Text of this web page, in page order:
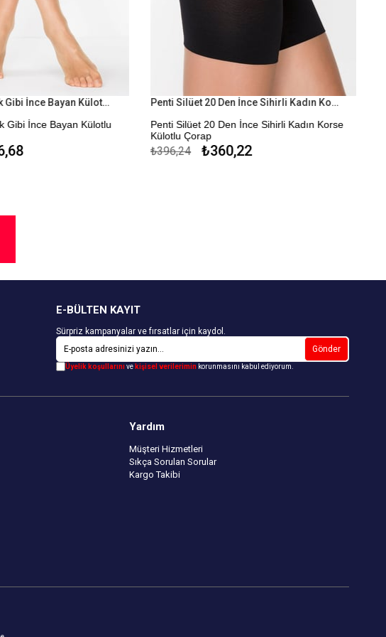
Penti 5 Denye Yok Gibi İnce Bayan Külotlu Çorap
Gibi İnce Bayan Külotlu
Penti Silüet 20 Den İnce Sihirli Kadın Korse Külotlu Çorap
Penti Silüet 20 Den İnce Sihirli Kadın Korse
Külotlu Çorap
İnceltici Etkili₺360,22
₺396,24
E-BÜLTEN KAYIT
Sürpriz kampanyalar ve fırsatlar için kaydol.
Gönder
Üyelik koşullarınıve kişisel verileriminkorunmasını kabul ediyorum.
Yardım
Müşteri Hizmetleri
Sıkça Sorulan Sorular
Kargo Takibi